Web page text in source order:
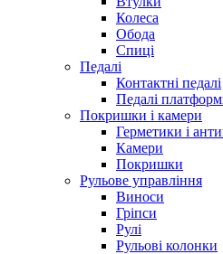
Колеса
Обода
Спиці
Педалі
Контактні педалі
Педалі
Покришки і камери
Герметики і
Камери
Покришки
Рульове управління
Виноси
Гріпси
Рулі
Рульові колонки